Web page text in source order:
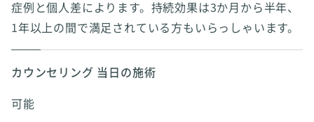
症例と個人差によります。持続効果は3か月から半年、
1年以上の間で満足されている方もいらっしゃいます。
カウンセリング 当日の施術
可能